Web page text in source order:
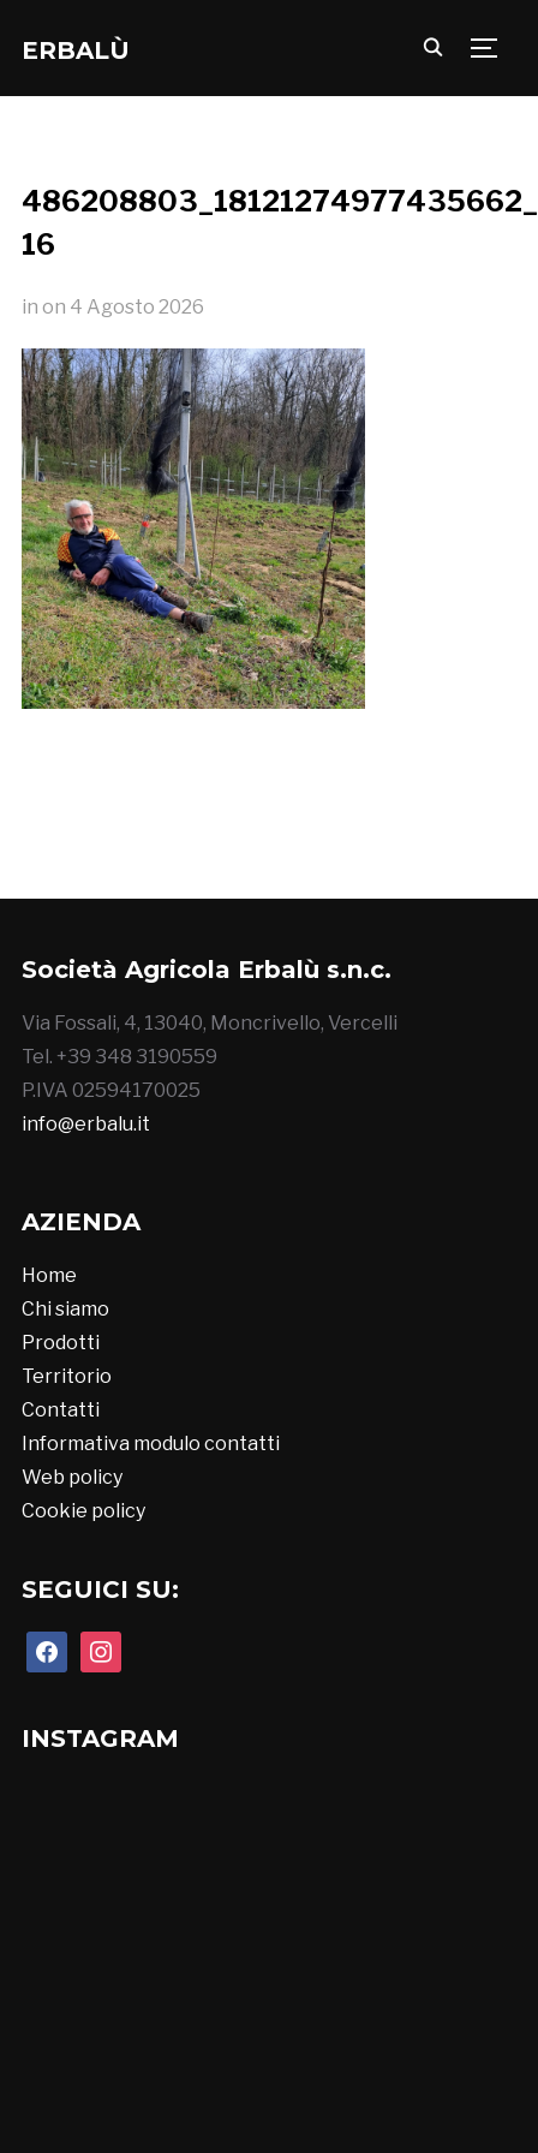
ERBALÙ
16
in on 4 Agosto 2026
Società Agricola Erbalù s.n.c.
Via Fossali, 4, 13040, Moncrivello, Vercelli
Tel. +39 348 3190559
P.IVA 02594170025
info@erbalu.it
AZIENDA
Home
Chi siamo
Prodotti
Territorio
Contatti
Informativa modulo contatti
Web policy
Cookie policy
SEGUICI SU:
facebookinstagram
INSTAGRAM